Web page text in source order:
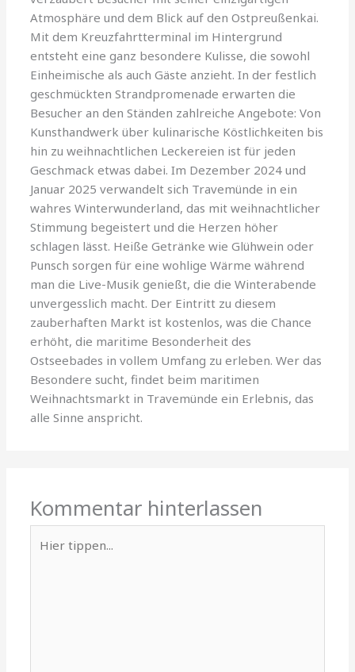
Atmosphäre und dem Blick auf den Ostpreußenkai.
Mit dem Kreuzfahrtterminal im Hintergrund
entsteht eine ganz besondere Kulisse, die sowohl
Einheimische als auch Gäste anzieht. In der festlich
geschmückten Strandpromenade erwarten die
Besucher an den Ständen zahlreiche Angebote: Von
Kunsthandwerk über kulinarische Köstlichkeiten bis
hin zu weihnachtlichen Leckereien ist für jeden
Geschmack etwas dabei. Im Dezember 2024 und
Januar 2025 verwandelt sich Travemünde in ein
wahres Winterwunderland, das mit weihnachtlicher
Stimmung begeistert und die Herzen höher
schlagen lässt. Heiße Getränke wie Glühwein oder
Punsch sorgen für eine wohlige Wärme während
man die Live-Musik genießt, die die Winterabende
unvergesslich macht. Der Eintritt zu diesem
zauberhaften Markt ist kostenlos, was die Chance
erhöht, die maritime Besonderheit des
Ostseebades in vollem Umfang zu erleben. Wer das
Besondere sucht, findet beim maritimen
Weihnachtsmarkt in Travemünde ein Erlebnis, das
alle Sinne anspricht.
Kommentar hinterlassen
tippen...